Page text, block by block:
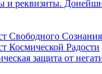
и реквизиты.
Свободного
Космической Радости
защита от